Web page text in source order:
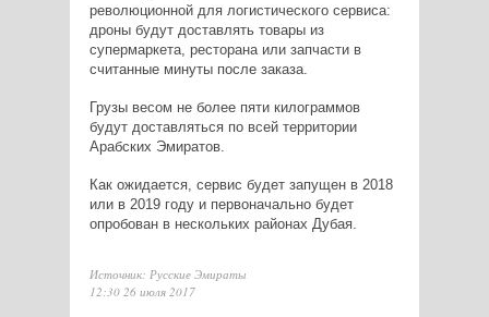
революционной для логистического сервиса:
дроны будут доставлять товары из
супермаркета, ресторана или запчасти в
считанные минуты после заказа.
Грузы весом не более пяти килограммов
будут доставляться по всей территории
Арабских Эмиратов.
Как ожидается, сервис будет запущен в 2018
или в 2019 году и первоначально будет
опробован в нескольких районах Дубая.
Источник: Русские Эмираты
12:30 26 июля 2017